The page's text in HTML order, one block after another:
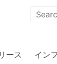
」「コストパ
ース イン